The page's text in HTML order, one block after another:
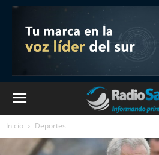
Inicio Deportes